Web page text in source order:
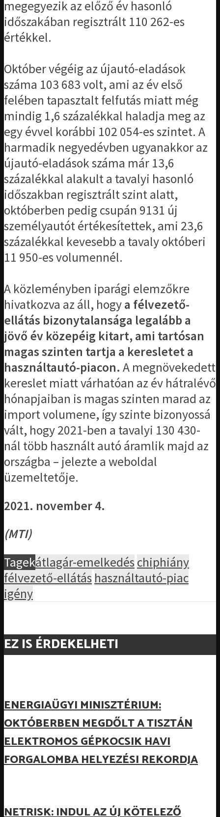
megegyezik az előző év hasonló
időszakában regisztrált 110 262-es
értékkel.
Október végéig az újautó-eladások
száma 103 683 volt, ami az év első
felében tapasztalt felfutás miatt még
mindig 1,6 százalékkal haladja meg az
egy évvel korábbi 102 054-es szintet. A
harmadik negyedévben ugyanakkor az
újautó-eladások száma már 13,6
százalékkal alakult a tavalyi hasonló
időszakban regisztrált szint alatt,
októberben pedig csupán 9131 új
személyautót értékesítettek, ami 23,6
százalékkal kevesebb a tavaly októberi
11 950-es volumennél.
A közleményben iparági elemzőkre
hivatkozva az áll, hogya félvezető-
ellátás bizonytalansága legalább a
jövő év közepéig kitart, ami tartósan
magas szinten tartja a keresletet a
használtautó-piacon. A megnövekedett
kereslet miatt várhatóan az év hátralévő
hónapjaiban is magas szinten marad az
import volumene, így szinte bizonyossá
vált, hogy 2021-ben a tavalyi 130 430-
nál több használt autó áramlik majd az
országba – jelezte a weboldal
üzemeltetője.
2021. november 4.
(MTI)
Tagekátlagár-emelkedés chiphiány
félvezető-ellátás használtautó-piac
igény
EZ IS ÉRDEKELHETI
ENERGIAÜGYI MINISZTÉRIUM:
OKTÓBERBEN MEGDŐLT A TISZTÁN
ELEKTROMOS GÉPKOCSIK HAVI
FORGALOMBA HELYEZÉSI REKORDJA
NETRISK: INDUL AZ ÚJ KÖTELEZŐ